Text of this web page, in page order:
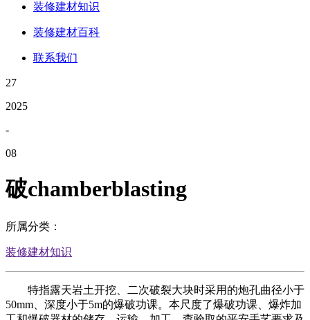
装修建材知识
装修建材百科
联系我们
27
2025
-
08
破chamberblasting
所属分类：
装修建材知识
特指露天岩土开挖、二次破裂大块时采用的炮孔曲径小于
50mm、深度小于5m的爆破功课。本尺度了爆破功课、爆炸加